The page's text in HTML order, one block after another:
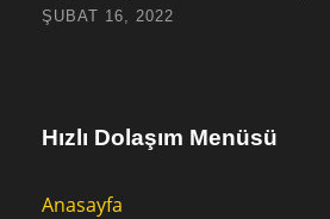
ŞUBAT 16, 2022
Hızlı Dolaşım Menüsü
Anasayfa